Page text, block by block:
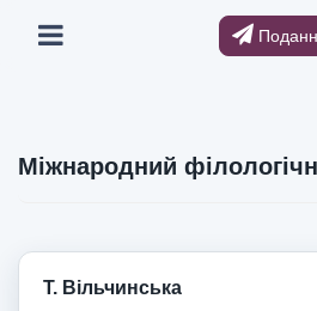
Міжнародний
Т. Вільчинська